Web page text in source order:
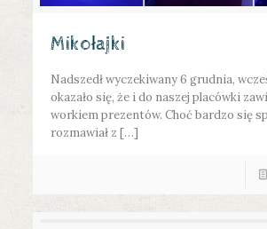
Mikołajki
Nadszedł wyczekiwany 6 grudnia,
okazało się, że i do naszej placówki
workiem prezentów. Choć bardzo się
rozmawiał z […]